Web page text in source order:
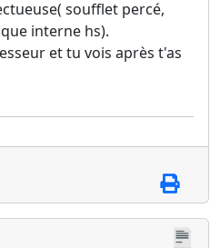
soufflet percé,
interne hs).
et tu vois après t'as